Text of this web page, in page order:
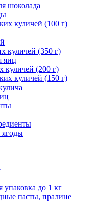
шоколада
куличей (100 г)
куличей (350 г)
яиц
куличей (200 г)
куличей (150 г)
упаковка до 1 кг
пасты, пралине